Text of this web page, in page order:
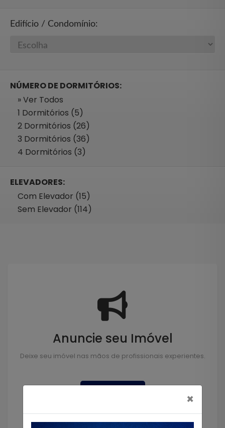
×
Edifício / Condomínio:
NÚMERO DE DORMITÓRIOS:
» Ver Todos
1 Dormitórios (5)
2 Dormitórios (26)
3 Dormitórios (36)
4 Dormitórios (3)
ELEVADORES:
Com Elevador (15)
Sem Elevador (114)
Anuncie seu Imóvel
Deixe seu imóvel nas mãos de profissionais experientes.